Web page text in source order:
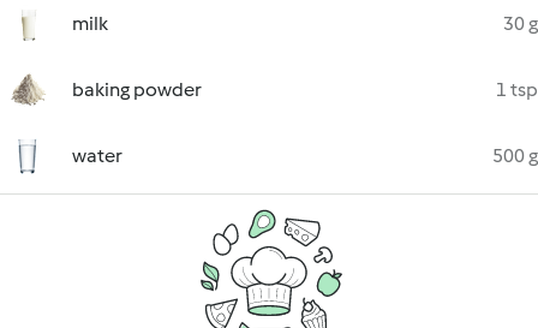
milk 30 g
baking powder 1 tsp
water 500 g